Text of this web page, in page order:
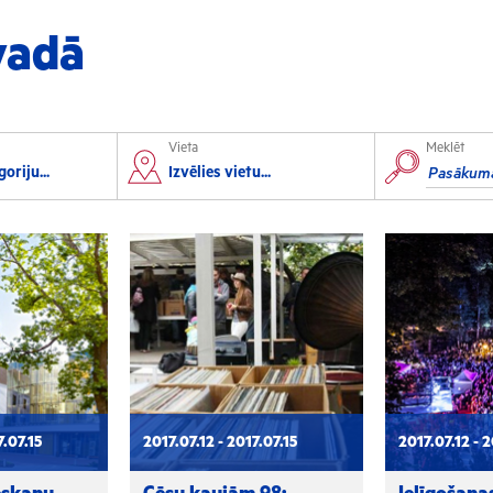
sports
sports
Radošās darbnīcas
Lekcijas
Vieta
Izvēlies vietu...
Meklēt
2017.07.12 - 2017.07.15 2017.07.12 -